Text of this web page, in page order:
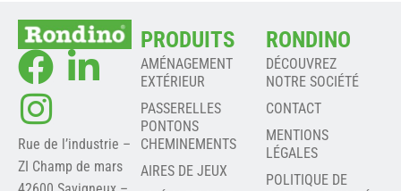
Rue de l’industrie –
ZI Champ de mars
PRODUITS
AMÉNAGEMENT
EXTÉRIEUR
PASSERELLES
PONTONS
CHEMINEMENTS
AIRES DE JEUX
RONDINO
DÉCOUVREZ
NOTRE SOCIÉTÉ
CONTACT
MENTIONS
LÉGALES
POLITIQUE DE